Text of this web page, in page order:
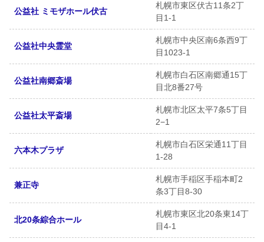
公益社 ミモザホール伏古
札幌市東区伏古11条2丁
目1-1
公益社中央霊堂
札幌市中央区南6条西9丁
目1023-1
公益社南郷斎場
札幌市白石区南郷通15丁
目北8番27号
公益社太平斎場
札幌市北区太平7条5丁目
2−1
六本木プラザ
札幌市白石区栄通11丁目
1-28
兼正寺
札幌市手稲区手稲本町2
条3丁目8-30
北20条綜合ホール
札幌市東区北20条東14丁
目4-1